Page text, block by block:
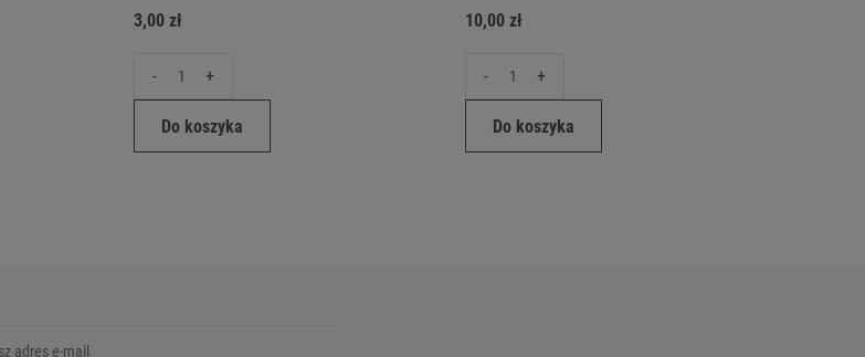
3,00 zł
- +
Do koszyka
10,00 zł
- +
Do koszyka